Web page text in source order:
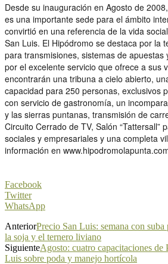
Desde su inauguración en Agosto de
es una importante sede para el ámbito
convirtió en una referencia de la vida
San Luis. El Hipódromo se destaca por la
para transmisiones, sistemas de apuestas
por el excelente servicio que ofrece a sus
encontrarán una tribuna a cielo abierto,
capacidad para 250 personas, exclusivos
con servicio de gastronomía, un
y las sierras puntanas, transmisión de
Circuito Cerrado de TV, Salón “Tattersall”
sociales y empresariales y una completa
información en
Facebook
Twitter
WhatsApp
AnteriorPrecio San Luis: semana con
la soja y el ternero liviano
SiguienteAgosto: cuatro capacitaciones
Luis sobre poda y manejo hortícola